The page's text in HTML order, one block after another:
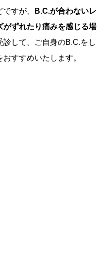
すが、
B.C.が合わないレ
がずれたり痛みを感じる場
診して、ご自身のB.C.をし
すすめいたします。